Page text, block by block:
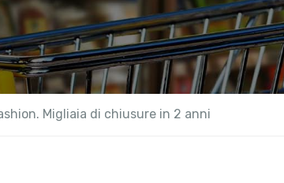
Migliaia di chiusure in 2 anni